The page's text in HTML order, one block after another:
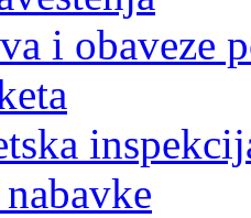
i obaveze